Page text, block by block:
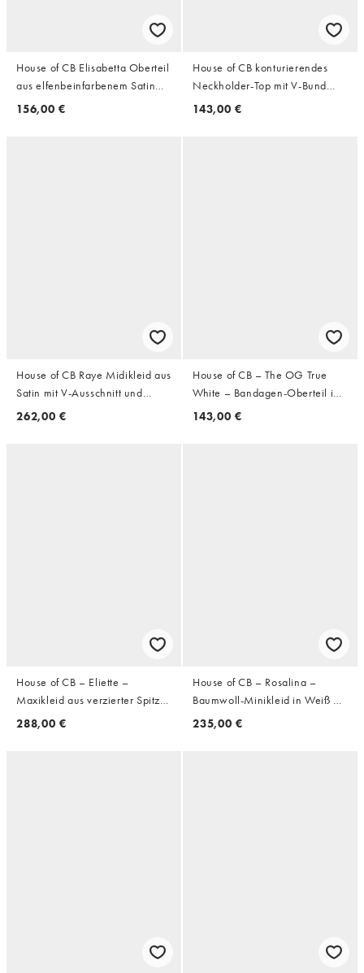
House of CB Elisabetta Oberteil
aus elfenbeinfarbenem Satin
mit Puffärmeln und
156,00 €
House of CB konturierendes
Neckholder-Top mit V-Bund
und Bandage-Optik in Lychee
143,00 €
House of CB Raye Midikleid aus
Satin mit V-Ausschnitt und
Blumenmuster in Vintage Rose
262,00 €
House of CB – The OG True
White – Bandagen-Oberteil in
Weiß mit U-Ausschnitt
143,00 €
House of CB – Eliette –
Maxikleid aus verzierter Spitze
und Satin in Weiß
288,00 €
House of CB – Rosalina –
Baumwoll-Minikleid in Weiß mit
Schnürung
235,00 €